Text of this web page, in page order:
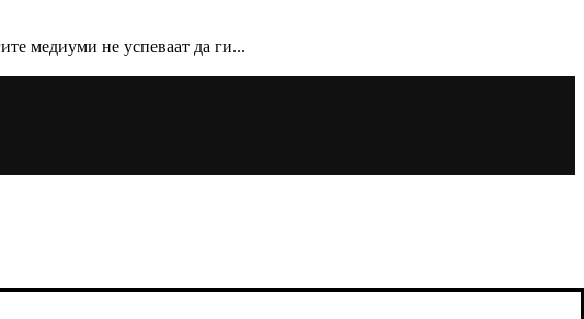
медиуми не успеваат да ги...